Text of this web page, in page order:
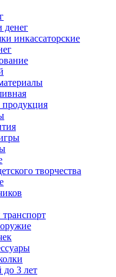
денег
инкассаторские
продукция
творчества
до 3 лет